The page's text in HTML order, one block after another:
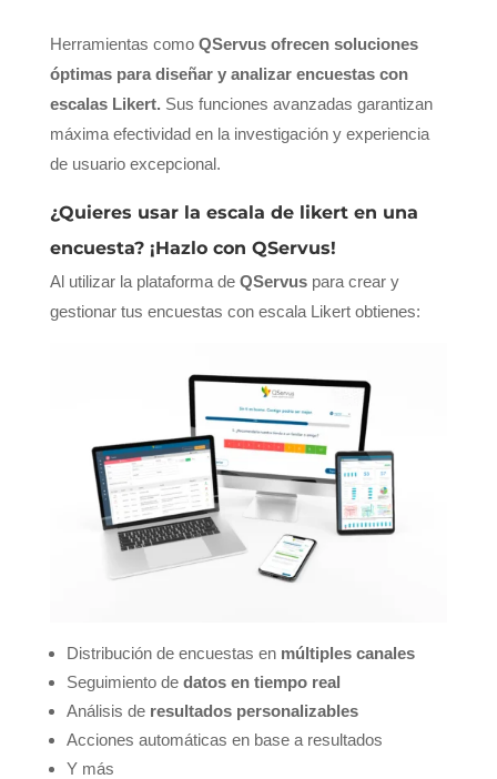
Herramientas como QServus ofrecen soluciones
óptimas para diseñar y analizar encuestas con
escalas Likert. Sus funciones avanzadas garantizan
máxima efectividad en la investigación y experiencia
de usuario excepcional.
¿Quieres usar la escala de likert en una
encuesta? ¡Hazlo con QServus!
Al utilizar la plataforma de QServuspara crear y
gestionar tus encuestas con escala Likert obtienes:
Distribución de encuestas en múltiples canales
Seguimiento de datos en tiempo real
Análisis de resultados personalizables
Acciones automáticas en base a resultados
Y más